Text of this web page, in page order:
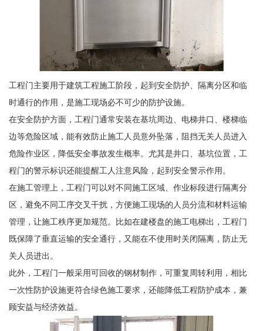
工程门主要用于建筑工程施工阶段，起到安全防护、隔离分区和临
时通行的作用，是施工现场必不可少的防护设施。
在安全防护方面，工程门通常安装在基坑周边、电梯井口、楼梯临
边等危险区域，能有效防止施工人员意外坠落，阻挡无关人员进入
危险作业区，降低安全事故发生概率。尤其是井口、基坑位置，工
程门的警示标识还能提醒工人注意风险，起到安全警示作用。
在施工管理上，工程门可以对不同施工区域、作业标段进行隔离分
区，避免不同工序交叉干扰，方便施工现场的人员分流和材料运输
管理，让施工秩序更加规范。比如在建楼盘的施工电梯出，工程门
既保障了垂直运输的安全通行，又能在不使用时关闭隔离，防止无
关人员进出。
此外，工程门一般采用可回收的钢材制作，可重复周转利用，相比
一次性防护设施更符合绿色施工要求，还能降低工程防护成本，兼
顾安益与经济效益。